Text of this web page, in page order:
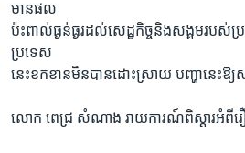
និង​
ចូល​
ទៅ​
ទំព័រ​
សម្ព័ន្ធ​
ទូរទស្សន៍ / វីដេអូ​
វិទ្យុ / ផតខាសថ៍
កម្មវិធីទាំងអស់
Khmer English
មានផល
ប៉ះពាល់ធ្ងន់ធ្ងរដល់សេដ្ឋកិច្ចនិងសង្គមរបស់ប្
ប្រទេស
នេះខកខានមិនបានដោះស្រាយ បញ្ហានេះឱ្
លោក ពេជ្រ សំណាង រាយការណ៍ពិស្តារអំពីរឿ